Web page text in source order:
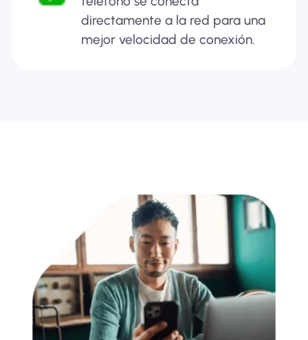
directamente a la red para una
mejor velocidad de conexión.